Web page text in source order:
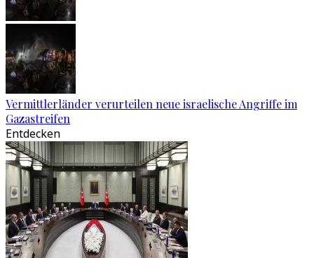
Vermittlerländer verurteilen neue israelische Angriffe im
Gazastreifen
Entdecken